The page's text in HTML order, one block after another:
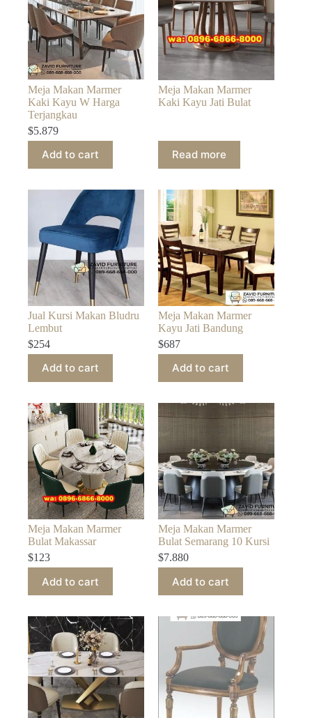
Meja Makan Marmer
Kaki Kayu W Harga
Terjangkau
$5.879
Add to cart
Meja Makan Marmer
Kaki Kayu Jati Bulat
Read more
Jual Kursi Makan Bludru
Lembut
$254
Add to cart
Meja Makan Marmer
Kayu Jati Bandung
$687
Add to cart
Meja Makan Marmer
Bulat Makassar
$123
Add to cart
Meja Makan Marmer
Bulat Semarang 10 Kursi
$7.880
Add to cart